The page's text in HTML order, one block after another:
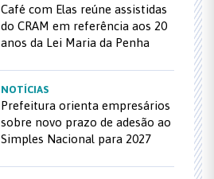
Café com Elas reúne assistidas
do CRAM em referência aos 20
anos da Lei Maria da Penha
NOTÍCIAS
Prefeitura orienta empresários
sobre novo prazo de adesão ao
Simples Nacional para 2027